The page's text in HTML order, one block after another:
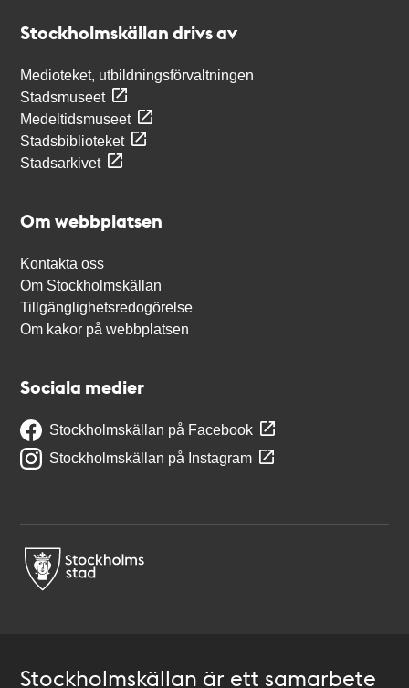
Stockholmskällan drivs av
Medioteket, utbildningsförvaltningen
Stadsmuseet
Medeltidsmuseet
Stadsbiblioteket
Stadsarkivet
Om webbplatsen
Kontakta oss
Om Stockholmskällan
Tillgänglighetsredogörelse
Om kakor på webbplatsen
Sociala medier
Stockholmskällan på Facebook
Stockholmskällan på Instagram
Stockholmskällan är ett samarbete